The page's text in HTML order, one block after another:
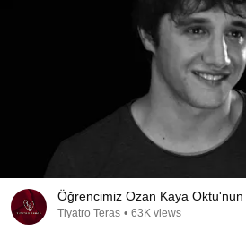
Tiyatro Teras • 63K views